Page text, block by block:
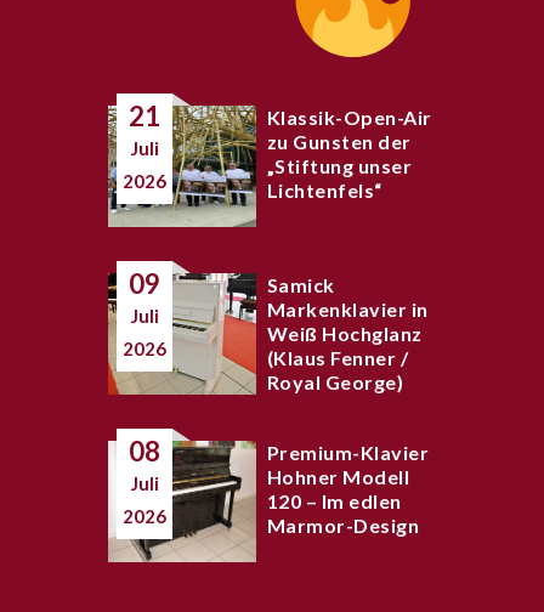
21
Juli
2026
Klassik-Open-Air
zu Gunsten der
„Stiftung unser
Lichtenfels“
09
Juli
2026
Samick
Markenklavier in
Weiß Hochglanz
(Klaus Fenner /
Royal George)
08
Juli
2026
Premium-Klavier
Hohner Modell
120 – Im edlen
Marmor-Design